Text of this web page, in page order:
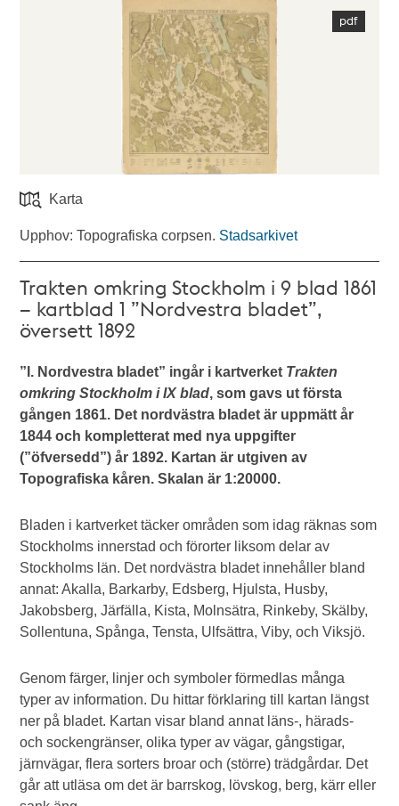
Karta
Upphov: Topografiska corpsen. Stadsarkivet
Trakten omkring Stockholm i 9 blad 1861
– kartblad 1 ”Nordvestra bladet”,
översett 1892
”I. Nordvestra bladet” ingår i kartverket Trakten
omkring Stockholm i IX blad, som gavs ut första
gången 1861. Det nordvästra bladet är uppmätt år
1844 och kompletterat med nya uppgifter
(”öfversedd”) år 1892. Kartan är utgiven av
Topografiska kåren. Skalan är 1:20000.
Bladen i kartverket täcker områden som idag räknas som
Stockholms innerstad och förorter liksom delar av
Stockholms län. Det nordvästra bladet innehåller bland
annat: Akalla, Barkarby, Edsberg, Hjulsta, Husby,
Jakobsberg, Järfälla, Kista, Molnsätra, Rinkeby, Skälby,
Sollentuna, Spånga, Tensta, Ulfsättra, Viby, och Viksjö.
Genom färger, linjer och symboler förmedlas många
typer av information. Du hittar förklaring till kartan längst
ner på bladet. Kartan visar bland annat läns-, härads-
och sockengränser, olika typer av vägar, gångstigar,
järnvägar, flera sorters broar och (större) trädgårdar. Det
går att utläsa om det är barrskog, lövskog, berg, kärr eller